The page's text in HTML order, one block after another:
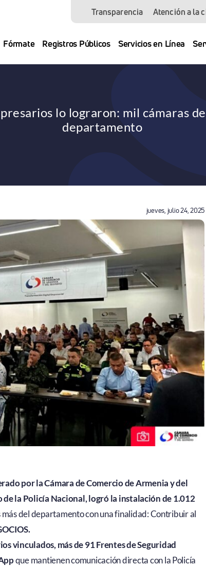
Transparencia Atención a la
Fórmate Registros Públicos Servicios en Línea
lo lograron: mil cámaras
departamento
jueves, julio 24, 2025
por la Cámara de Comercio de Armenia y del
la Policía Nacional, logró la instalación de 1.012
del departamento con una finalidad: Contribuir al
vinculados, más de 91 Frentes de Seguridad
que mantienen comunicación directa con la Policía